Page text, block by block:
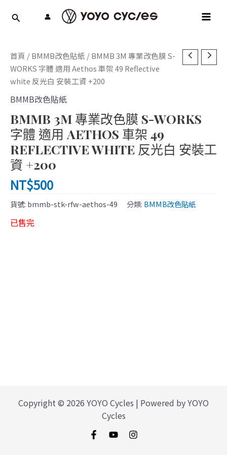
首頁 /BMMB改色貼紙 / BMMB 3M 專業改色膜 S-
WORKS 字體 適用 Aethos 車架 49 Reflective
white 反光白 安裝工資 +200
BMMB改色貼紙
BMMB 3M 專業改色膜 S-WORKS
字體 適用 AETHOS 車架 49
REFLECTIVE WHITE 反光白 安裝工
資 +200
NT$500
貨號: bmmb-stk-rfw-aethos-49 分類: BMMB改色貼紙
已售完
Copyright © 2026 YOYO Cycles | Powered by YOYO
Cycles